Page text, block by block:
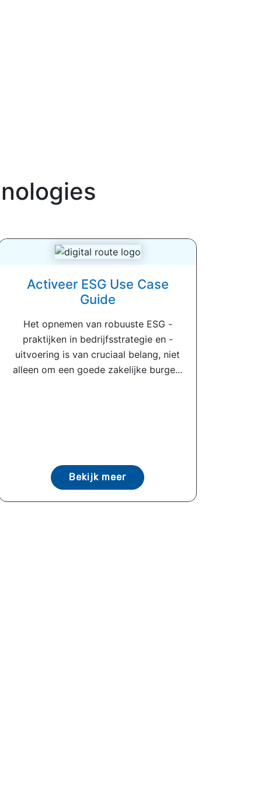
Activeer ESG Use Case
Guide
Het opnemen van robuuste ESG -
praktijken in bedrijfsstrategie en -
uitvoering is van cruciaal belang, niet
alleen om een ​​goede zakelijke burge...
Bekijk meer